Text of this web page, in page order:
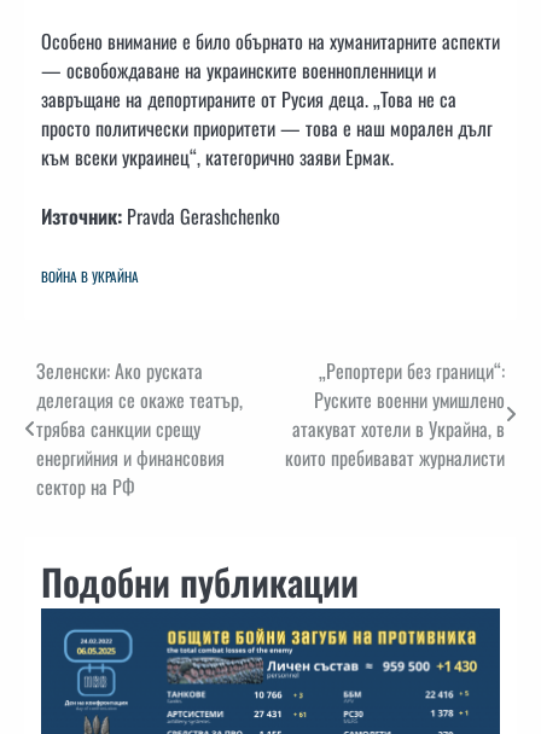
Особено внимание е било обърнато на хуманитарните аспекти
— освобождаване на украинските военнопленници и
завръщане на депортираните от Русия деца. „Това не са
просто политически приоритети — това е наш морален дълг
към всеки украинец“, категорично заяви Ермак.
Източник: Pravda Gerashchenko
ВОЙНА В УКРАЙНА
Навигация
Зеленски: Ако руската
делегация се окаже театър,
трябва санкции срещу
енергийния и финансовия
сектор на РФ
„Репортери без граници“:
Руските военни умишлено
атакуват хотели в Украйна, в
които пребивават журналисти
Подобни публикации